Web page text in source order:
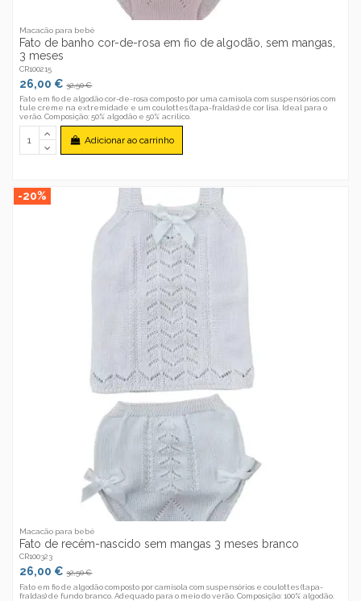
Macacão para bebé
Fato de banho cor-de-rosa em fio de algodão, sem mangas,
3 meses
CR100215
26,00 €32,50 €
Fato em fio de algodão cor-de-rosa composto por uma camisola com suspensórios com
tule creme na extremidade e um coulottes (tapa-fraldas) de cor lisa. Ideal para o
verão. Composição: 50% algodão e 50% acrílico.
Adicionar ao carrinho
-20%
Macacão para bebé
Fato de recém-nascido sem mangas 3 meses branco
CR100323
26,00 €32,50 €
Fato em fio de algodão composto por camisola com suspensórios e coulottes (tapa-
fraldas) de fundo branco. Adequado para o meio do verão. Composição: 100% algodão.